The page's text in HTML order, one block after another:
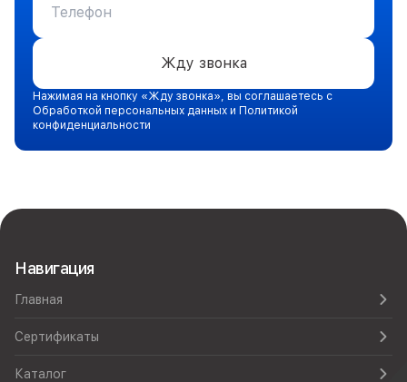
Жду звонка
Нажимая на кнопку «Жду звонка», вы соглашаетесь с
Обработкой персональных данных и Политикой
конфиденциальности
Навигация
Главная
Сертификаты
Каталог